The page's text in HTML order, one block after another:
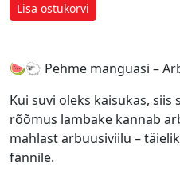
Lisa ostukorvi
🍉🐑 Pehme mänguasi –
Kui suvi oleks kaisukas, siis
rõõmus lambake kannab
mahlast arbuusiviilu –
fännile.